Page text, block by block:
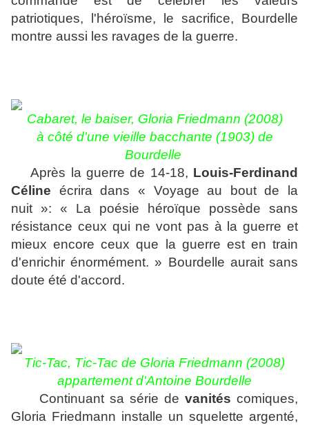
patriotiques, l'héroïsme, le sacrifice, Bourdelle
montre aussi les ravages de la guerre.
Cabaret, le baiser, Gloria Friedmann (2008)
à côté d'une vieille bacchante (1903) de
Bourdelle
Après la guerre de 14-18, Louis-Ferdinand
Céline écrira dans « Voyage au bout de la
nuit »: « La poésie héroïque possède sans
résistance ceux qui ne vont pas à la guerre et
mieux encore ceux que la guerre est en train
d'enrichir énormément. » Bourdelle aurait sans
doute été d'accord.
Tic-Tac, Tic-Tac de Gloria Friedmann (2008)
appartement d'Antoine Bourdelle
Continuant sa série de vanités comiques,
Gloria Friedmann installe un squelette argenté,